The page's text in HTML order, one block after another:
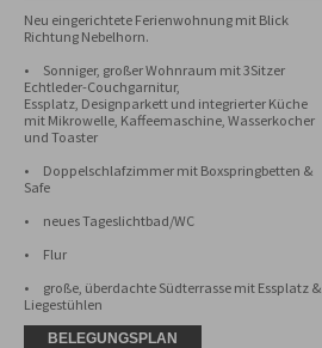
Neu eingerichtete Ferienwohnung mit Blick
Richtung Nebelhorn.
•	Sonniger, großer Wohnraum mit 3Sitzer
Echtleder-Couchgarnitur,
Essplatz, Designparkett und integrierter Küche
mit Mikrowelle, Kaffeemaschine, Wasserkocher
und Toaster
•	Doppelschlafzimmer mit Boxspringbetten &
Safe
•	neues Tageslichtbad/WC
•	Flur
•	große, überdachte Südterrasse mit Essplatz &
Liegestühlen
BELEGUNGSPLAN